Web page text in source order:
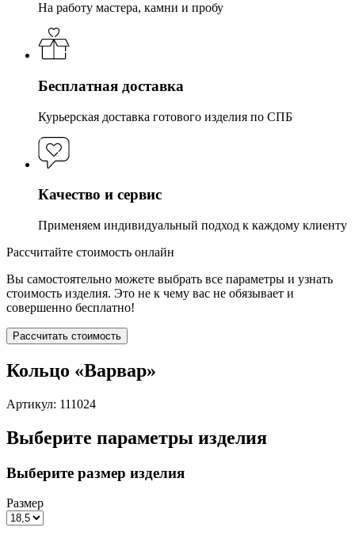
На работу мастера, камни и пробу
Бесплатная доставка
Курьерская доставка готового изделия по СПБ
Качество и сервис
Применяем индивидуальный подход к каждому клиенту
Рассчитайте стоимость онлайн
Вы самостоятельно можете выбрать все параметры и узнать
стоимость изделия. Это не к чему вас не обязывает и
совершенно бесплатно!
Рассчитать стоимость
Кольцо «Варвар»
Артикул: 111024
Выберите параметры изделия
Выберите размер изделия
Размер